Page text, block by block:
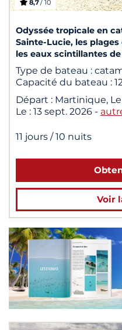
8,7/ 10
Odyssée tropicale en
Sainte-Lucie, les plages
les eaux scintillantes
Type de bateau :
Capacité du bateau :
Départ : Martinique,
Le : 13 sept. 2026 -
11 jours / 10 nuits
Voir